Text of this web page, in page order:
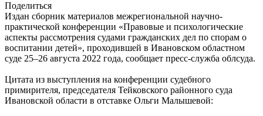
Поделиться
Издан сборник материалов межрегиональной научно-
практической конференции «Правовые и психологические
аспекты рассмотрения судами гражданских дел по спорам о
воспитании детей», проходившей в Ивановском областном
суде 25–26 августа 2022 года, сообщает пресс-служба облсуда.
Цитата из выступления на конференции судебного
примирителя, председателя Тейковского районного суда
Ивановской области в отставке Ольги Малышевой: